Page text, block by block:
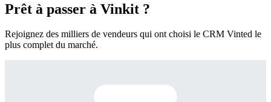
Prêt à passer à Vinkit ?
Rejoignez des milliers de vendeurs qui ont choisi le CRM Vinted le
plus complet du marché.